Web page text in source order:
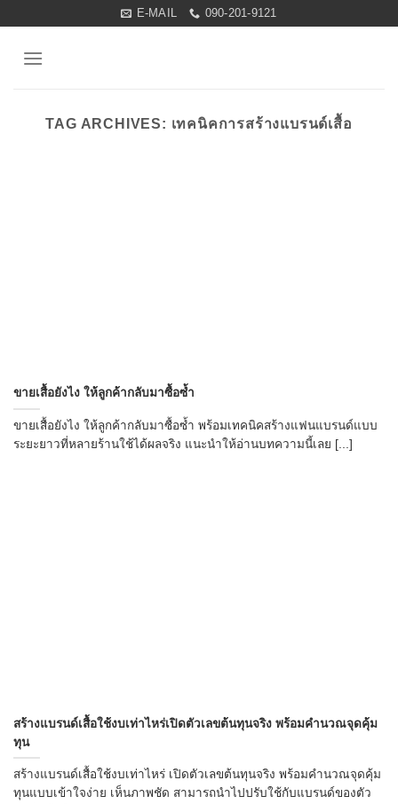
content
E-MAIL 090-201-9121
TAG ARCHIVES: เทคนิคการสร้างแบรนด์เสื้อ
ขายเสื้อยังไง ให้ลูกค้ากลับมาซื้อซ้ำ
ขายเสื้อยังไง ให้ลูกค้ากลับมาซื้อซ้ำ พร้อมเทคนิคสร้างแฟนแบรนด์แบบ
ระยะยาวที่หลายร้านใช้ได้ผลจริง แนะนำให้อ่านบทความนี้เลย [...]
สร้างแบรนด์เสื้อใช้งบเท่าไหร่เปิดตัวเลขต้นทุนจริง พร้อมคำนวณจุดคุ้ม
ทุน
สร้างแบรนด์เสื้อใช้งบเท่าไหร่ เปิดตัวเลขต้นทุนจริง พร้อมคำนวณจุดคุ้ม
ทุนแบบเข้าใจง่าย เห็นภาพชัด สามารถนำไปปรับใช้กับแบรนด์ของตัว